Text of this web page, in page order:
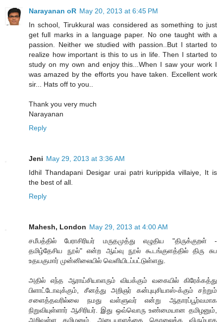
Narayanan oR May 20, 2013 at 6:45 PM
In school, Tirukkural was considered as something to just
get full marks in a language paper. No one taught with a
passion. Neither we studied with passion..But I started to
realize how important is this to us in life. Then I started to
study on my own and enjoy this...When I saw your work I
was amazed by the efforts you have taken. Excellent work
sir... Hats off to you..
Thank you very much
Narayanan
Reply
Jeni May 29, 2013 at 3:36 AM
Idhil Thandapani Desigar urai patri kurippida villaiye, It is
the best of all.
Reply
Mahesh, London May 29, 2013 at 4:00 AM
சமீபத்தில் பேராசிரியர் மருதமுத்து எழுதிய "திருக்குறள் -
தமிழ்தேசிய நூல்" என்ற ஆய்வு நூல் கூடங்குளத்தில் திரு சுப
உதயகுமார் முன்னிலையில் வெளியிடப்பட்டுள்ளது.
அதில் எந்த ஆராய்சியாளரும் வியக்கும் வகையில் கிரேக்கத்து
பிளாட்டோவுக்கும், சீனத்து அறிஞர் கன்புயுசியாஸ்-க்கும் சற்றும்
சளைத்தவரில்லை நமது வள்ளுவர் என்று ஆதாரப்பூர்வமாக
நிறுவியுள்ளார் ஆசிரியர். இது ஒவ்வொரு உண்மையான தமிழனும்,
அறிவுள்ள தமிழனும், அடையாளத்தை தொலைக்க விரும்பாத